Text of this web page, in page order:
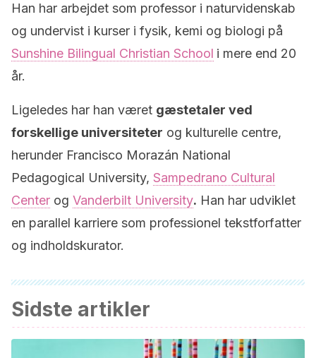
Han har arbejdet som professor i naturvidenskab
og undervist i kurser i fysik, kemi og biologi på
Sunshine Bilingual Christian School i mere end 20
år.
Ligeledes har han været gæstetaler ved
forskellige universiteter og kulturelle centre,
herunder Francisco Morazán National
Pedagogical University, Sampedrano Cultural
Center og Vanderbilt University. Han har udviklet
en parallel karriere som professionel tekstforfatter
og indholdskurator.
Sidste artikler